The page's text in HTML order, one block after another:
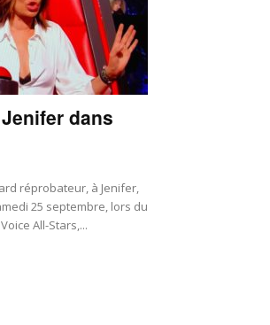
dans
réprobateur, à Jenifer,
25 septembre, lors du
All-Stars,...